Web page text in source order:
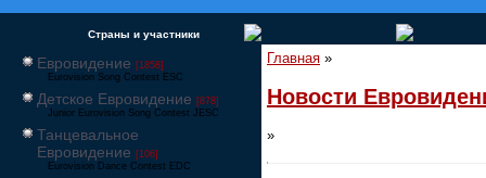
Страны и участники
Евровидение [1858]
Eurovision Song Contest ESC
Детское Евровидение [878]
Junior Eurovision Song Contest JESC
Танцевальное
Евровидение [106]
Eurovision Dance Contest EDC
Главная »
Новости
»